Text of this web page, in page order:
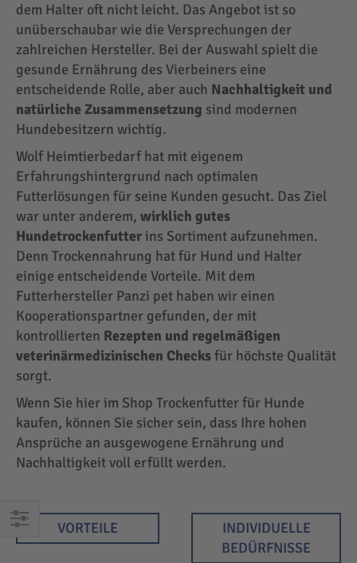
EINKAUFEN
dem Halter oft nicht leicht. Das Angebot ist so
unüberschaubar wie die Versprechungen der
zahlreichen Hersteller. Bei der Auswahl spielt die
gesunde Ernährung des Vierbeiners eine
entscheidende Rolle, aber auch Nachhaltigkeit und
natürliche Zusammensetzung sind modernen
Hundebesitzern wichtig.
Wolf Heimtierbedarf hat mit eigenem
Erfahrungshintergrund nach optimalen
Futterlösungen für seine Kunden gesucht. Das Ziel
war unter anderem, wirklich gutes
Hundetrockenfutter ins Sortiment aufzunehmen.
Denn Trockennahrung hat für Hund und Halter
einige entscheidende Vorteile. Mit dem
Futterhersteller Panzi pet haben wir einen
Kooperationspartner gefunden, der mit
kontrollierten Rezepten und regelmäßigen
veterinärmedizinischen Checksfür höchste Qualität
sorgt.
Wenn Sie hier im Shop Trockenfutter für Hunde
kaufen, können Sie sicher sein, dass Ihre hohen
Ansprüche an ausgewogene Ernährung und
Nachhaltigkeit voll erfüllt werden.
VORTEILE
INDIVIDUELLE
BEDÜRFNISSE